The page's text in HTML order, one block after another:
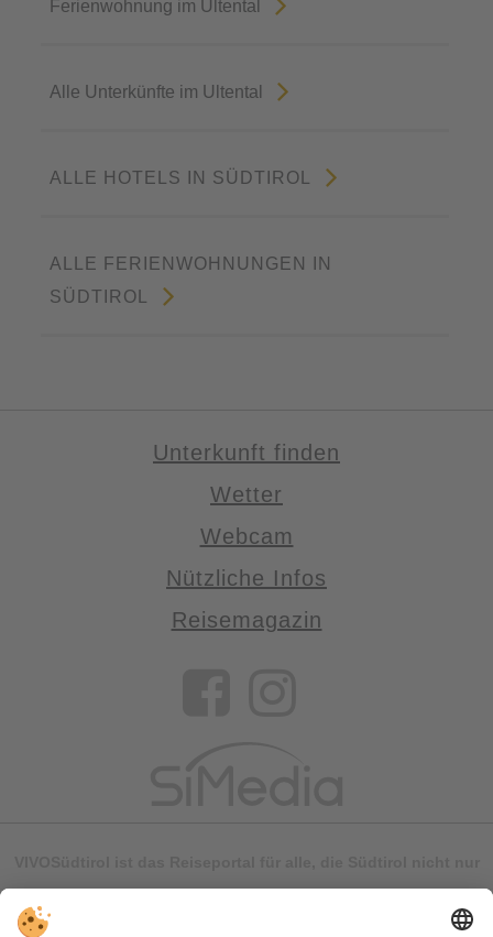
Ferienwohnung im Ultental
Alle Unterkünfte im Ultental
ALLE HOTELS IN SÜDTIROL
ALLE FERIENWOHNUNGEN IN
SÜDTIROL
Unterkunft finden
Wetter
Webcam
Nützliche Infos
Reisemagazin